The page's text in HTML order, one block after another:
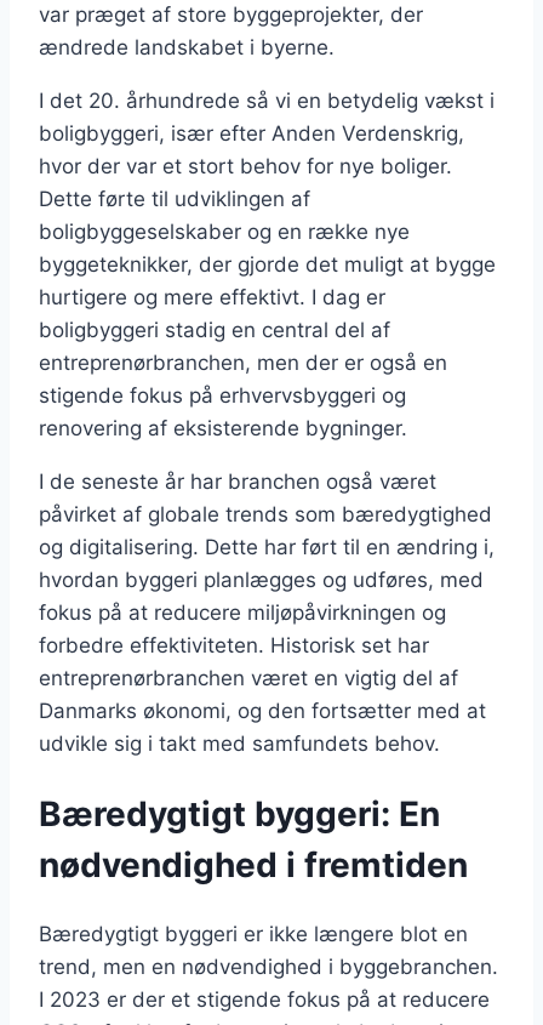
var præget af store byggeprojekter, der
ændrede landskabet i byerne.
I det 20. århundrede så vi en betydelig vækst i
boligbyggeri, især efter Anden Verdenskrig,
hvor der var et stort behov for nye boliger.
Dette førte til udviklingen af
boligbyggeselskaber og en række nye
byggeteknikker, der gjorde det muligt at bygge
hurtigere og mere effektivt. I dag er
boligbyggeri stadig en central del af
entreprenørbranchen, men der er også en
stigende fokus på erhvervsbyggeri og
renovering af eksisterende bygninger.
I de seneste år har branchen også været
påvirket af globale trends som bæredygtighed
og digitalisering. Dette har ført til en ændring i,
hvordan byggeri planlægges og udføres, med
fokus på at reducere miljøpåvirkningen og
forbedre effektiviteten. Historisk set har
entreprenørbranchen været en vigtig del af
Danmarks økonomi, og den fortsætter med at
udvikle sig i takt med samfundets behov.
Bæredygtigt byggeri: En
nødvendighed i fremtiden
Bæredygtigt byggeri er ikke længere blot en
trend, men en nødvendighed i byggebranchen.
I 2023 er der et stigende fokus på at reducere